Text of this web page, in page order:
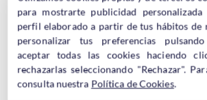
para mostrarte publicidad
perfil elaborado a partir de tus hábitos de
personalizar tus preferencias
aceptar todas las cookies haciendo
rechazarlas seleccionando "Rechazar".
consulta nuestra Política de Cookies.